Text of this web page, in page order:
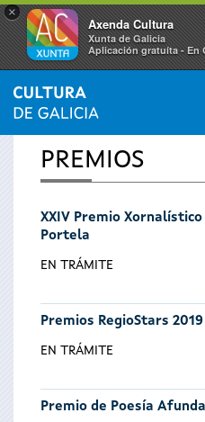
×
Axenda Cultura
Xunta de Galicia
Aplicación gratuíta - En
Se
encuentra
usted
aquí
INICIO
PREMIOS
XXIV Premio
Portela
EN TRÁMITE
Premios RegioStars
EN TRÁMITE
Premio de Poesía